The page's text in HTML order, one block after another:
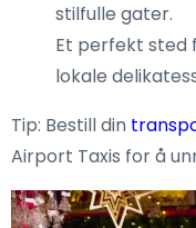
stilfulle gater.
Et perfekt sted
lokale
Tip: Bestill din
Airport Taxis for å